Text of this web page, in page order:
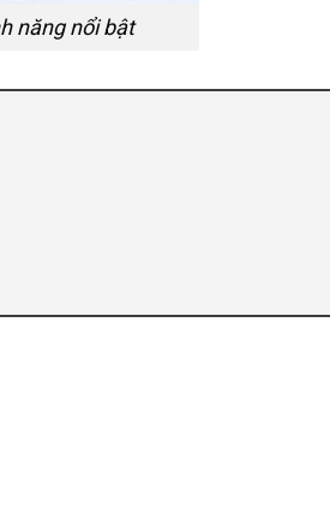
năng nổi bật